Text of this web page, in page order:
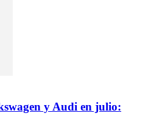
y Audi en julio: